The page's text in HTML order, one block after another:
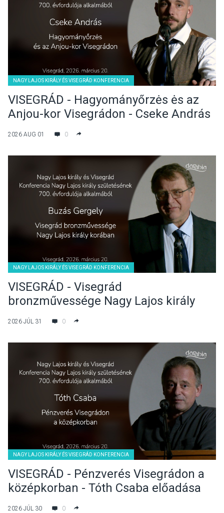
NAGY LAJOS KIRÁLY ÉS VISEGRÁD KONFERENCIA
VISEGRÁD - Hagyományőrzės ės az
Anjou-kor Visegrádon - Cseke András
2026 AUG 01 0
NAGY LAJOS KIRÁLY ÉS VISEGRÁD KONFERENCIA
VISEGRÁD - Visegrád
bronzművessége Nagy Lajos király
korában - Buzás Gergely előadása
2026 JÚL 31 0
NAGY LAJOS KIRÁLY ÉS VISEGRÁD KONFERENCIA
VISEGRÁD - Pénzverés Visegrádon a
középkorban - Tóth Csaba előadása
2026 JÚL 30 0